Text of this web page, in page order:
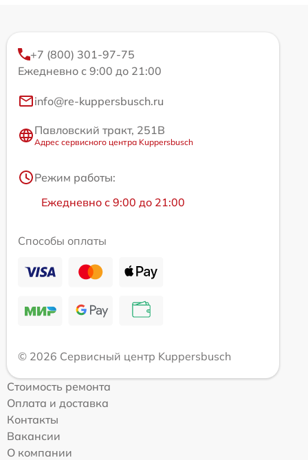
+7 (800) 301-97-75
Ежедневно с 9:00 до 21:00
info@re-kuppersbusch.ru
Павловский тракт, 251В
Адрес сервисного центра Kuppersbusch
Режим работы:
Ежедневно с 9:00 до 21:00
Способы оплаты
© 2026 Сервисный центр Kuppersbusch
Стоимость ремонта
Оплата и доставка
Контакты
Вакансии
О компании